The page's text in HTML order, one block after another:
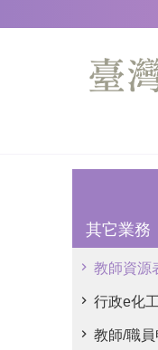
其它業務
教師資源
行政e化
教師/職